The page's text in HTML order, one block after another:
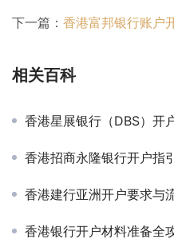
下一篇： 香港富邦银行账户
相关百科
香港星展银行（DBS）开
香港招商永隆银行开户指
香港建行亚洲开户要求与
香港银行开户材料准备全